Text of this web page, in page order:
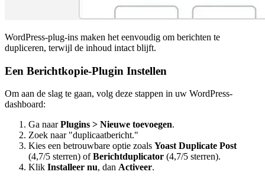
WordPress-plug-ins maken het eenvoudig om berichten te
dupliceren, terwijl de inhoud intact blijft.
Een Berichtkopie-Plugin Instellen
Om aan de slag te gaan, volg deze stappen in uw WordPress-
dashboard:
Ga naarPlugins > Nieuwe toevoegen.
Zoek naar "duplicaatbericht."
Kies een betrouwbare optie zoals Yoast Duplicate Post
(4,7/5 sterren) ofBerichtduplicator (4,7/5 sterren).
Klik Installeer nu, dan Activeer.